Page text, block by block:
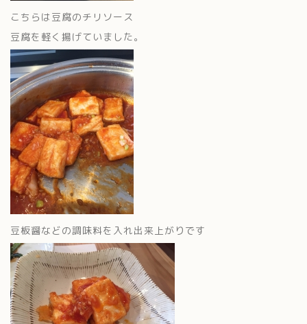
こちらは豆腐のチリソース
豆腐を軽く揚げていました。
豆板醤などの調味料を入れ出来上がりです